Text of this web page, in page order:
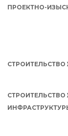
ПРОЕКТНО-